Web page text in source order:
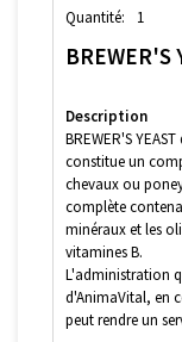
Quantité: 1
BREWER'S
Description
BREWER'S
constitue un
chevaux ou
complète
minéraux et les
vitamines B.
L'administration
d'AnimaVital, en
peut rendre un